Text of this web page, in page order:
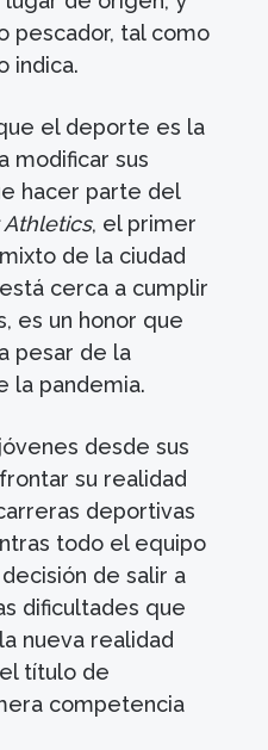
pescador, tal como
indica.
el deporte es la
modificar sus
hacer parte del
Athletics, el primer
de la ciudad
cerca a cumplir
es un honor que
pesar de la
la pandemia.
desde sus
su realidad
deportivas
todo el equipo
de salir a
dificultades que
nueva realidad
título de
competencia